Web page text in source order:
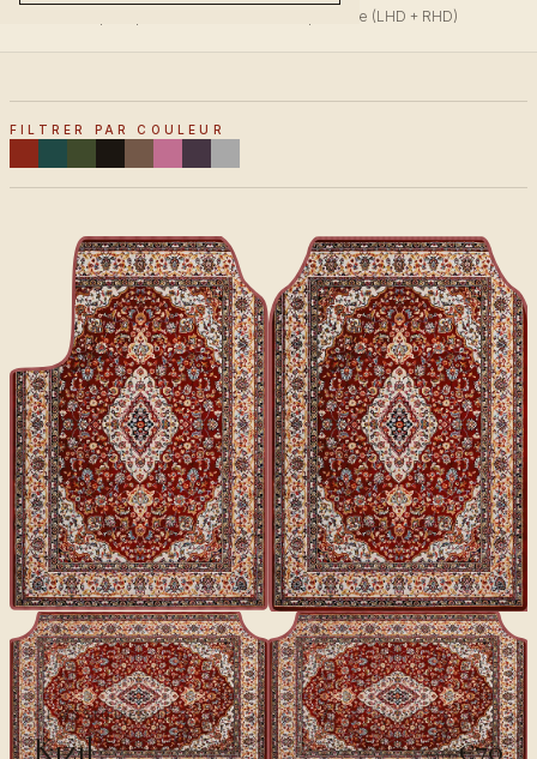
V1 pour pédale d'accélérateur supérieure (LHD + RHD)
FILTRER PAR COULEUR
CLASSIQUES II
Kızıl €70